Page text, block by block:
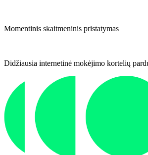
Momentinis skaitmeninis pristatymas
Didžiausia internetinė mokėjimo kortelių